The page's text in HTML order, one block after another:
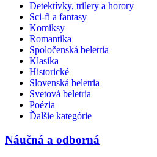
Detektívky, trilery a horory
Sci-fi a fantasy
Komiksy
Romantika
Spoločenská beletria
Klasika
Historické
Slovenská beletria
Svetová beletria
Poézia
Ďalšie kategórie
Náučná a odborná